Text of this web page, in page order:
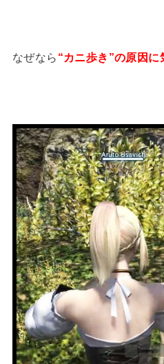
なぜなら “カニ歩き”の原因